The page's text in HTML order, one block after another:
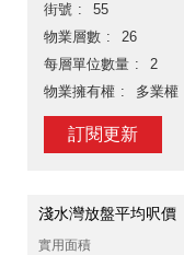
街號
55
物業層數
26
每層單位數量
2
物業擁有權
多業權
訂閱更新
淺水灣放盤平均呎價
實用面積